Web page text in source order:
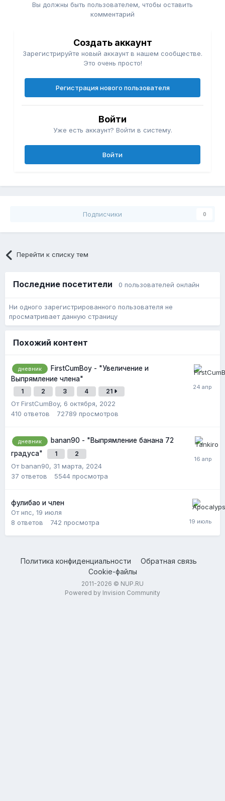
Вы должны быть пользователем, чтобы оставить
комментарий
Создать аккаунт
Зарегистрируйте новый аккаунт в нашем сообществе.
Это очень просто!
Регистрация нового пользователя
Войти
Уже есть аккаунт? Войти в систему.
Войти
Подписчики 0
Перейти к списку тем
Последние посетители 0 пользователей онлайн
Ни одного зарегистрированного пользователя не
просматривает данную страницу
Похожий контент
дневник
FirstCumBoy - "Увеличение и
Выпрямление члена"
1 2 3 4 21
От FirstCumBoy, 6 октября, 2022
410 ответов 72789 просмотров
дневник
banan90 - "Выпрямление банана 72
градуса"
1 2
От banan90, 31 марта, 2024
37 ответов 5544 просмотра
фулибао и член
От нпс, 19 июля
8 ответов 742 просмотра
Политика конфиденциальности
Обратная связь
Cookie-файлы
2011-2026 © NUP.RU
Powered by Invision Community